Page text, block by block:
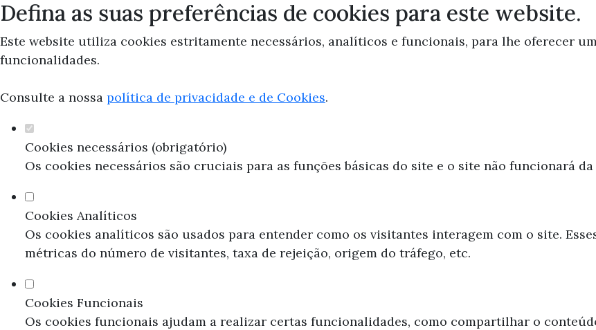
Defina as suas preferências de cookies para este website.
Este website utiliza cookies estritamente necessários, analíticos e funcionais, para lhe oferecer
funcionalidades.
Consulte a nossa política de privacidade e de Cookies.
Cookies necessários (obrigatório)
Os cookies necessários são cruciais para as funções básicas do site e o site não funcionará
Cookies Analíticos
Os cookies analíticos são usados para entender como os visitantes interagem com o site.
métricas do número de visitantes, taxa de rejeição, origem do tráfego, etc.
Cookies Funcionais
Os cookies funcionais ajudam a realizar certas funcionalidades, como compartilhar o